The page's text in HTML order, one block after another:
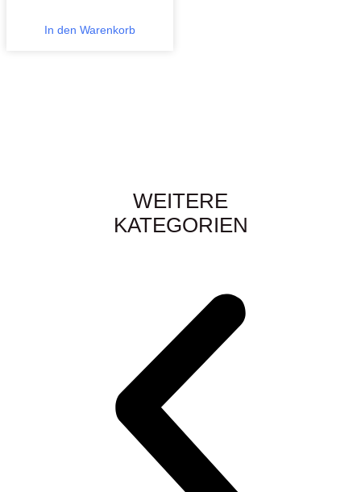
In den Warenkorb
WEITERE
KATEGORIEN